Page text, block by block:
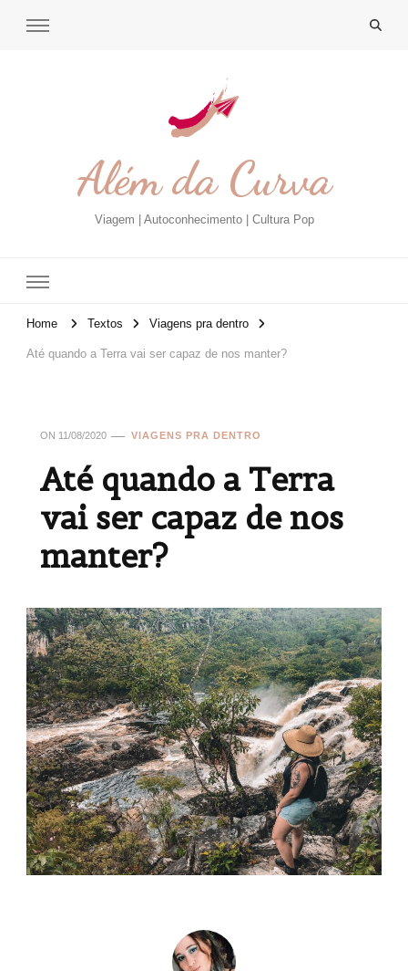
Além da Curva
Viagem | Autoconhecimento | Cultura Pop
Home Textos Viagens pra dentro
Até quando a Terra vai ser capaz de nos manter?
ON 11/08/2020 VIAGENS PRA DENTRO
Até quando a Terra
vai ser capaz de nos
manter?